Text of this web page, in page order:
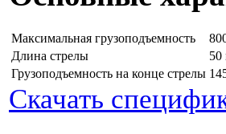
Максимальная грузоподъемность
Длина стрелы
50
Грузоподъемность на конце стрелы
Скачать